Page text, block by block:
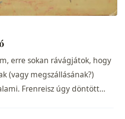
erre sokan rávágjátok, hogy
(vagy megszállásának?)
Frenreisz úgy döntött…